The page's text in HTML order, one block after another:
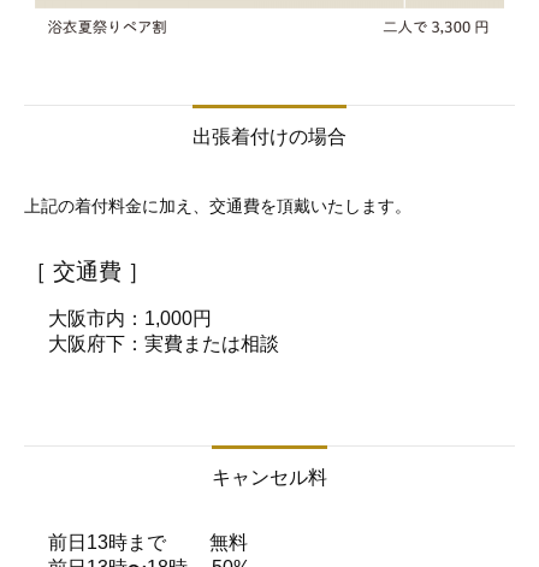
出張着付けの場合
上記の着付料金に加え、交通費を頂戴いたします。
キャンセル料